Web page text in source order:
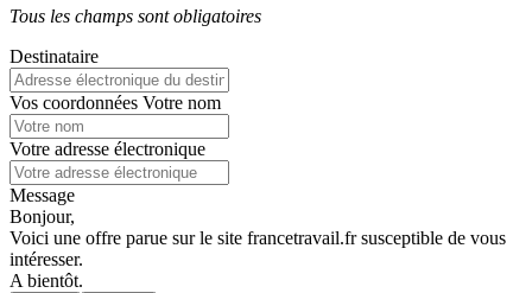
Tous les champs sont obligatoires
Destinataire
Vos coordonnées Votre nom
Votre adresse électronique
Message
Bonjour,
Voici une offre parue sur le site francetravail.fr susceptible de vous
intéresser.
A bientôt.